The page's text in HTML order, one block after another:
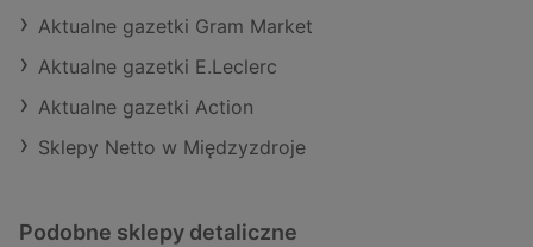
Aktualne gazetki Gram Market
Aktualne gazetki E.Leclerc
Aktualne gazetki Action
Sklepy Netto w Międzyzdroje
Podobne sklepy detaliczne